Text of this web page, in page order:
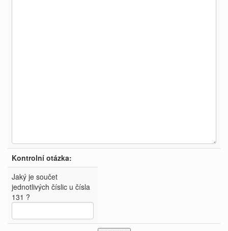
Kontrolní otázka:
Jaký je součet
jednotlivých číslic u čísla
131 ?